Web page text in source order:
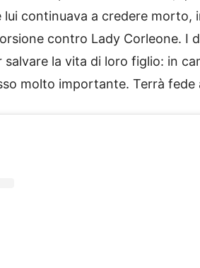
lui continuava a credere morto,
contro Lady Corleone. I
salvare la vita di loro figlio: in
molto importante. Terrà fede